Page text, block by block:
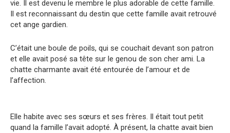
vie. Il est devenu le membre le plus adorable de cette famille.
Il est reconnaissant du destin que cette famille avait retrouvé
cet ange gardien.
C’était une boule de poils, qui se couchait devant son patron
et elle avait posé sa tête sur le genou de son cher ami. La
chatte charmante avait été entourée de l’amour et de
l’affection.
Elle habite avec ses sœurs et ses frères. Il était tout petit
quand la famille l’avait adopté. À présent, la chatte avait bien